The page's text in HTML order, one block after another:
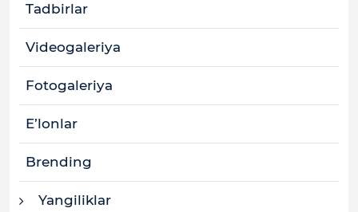
Tadbirlar
Videogaleriya
Fotogaleriya
E’lonlar
Brending
Yangiliklar